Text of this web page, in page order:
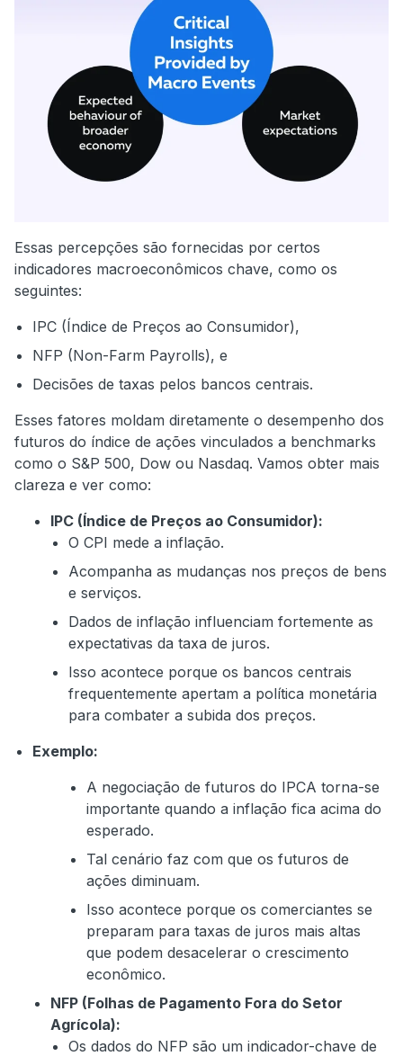
Essas percepções são fornecidas por certos
indicadores macroeconômicos chave, como os
seguintes:
IPC (Índice de Preços ao Consumidor),
NFP (Non-Farm Payrolls), e
Decisões de taxas pelos bancos centrais.
Esses fatores moldam diretamente o desempenho dos
futuros do índice de ações vinculados a benchmarks
como o S&P 500, Dow ou Nasdaq. Vamos obter mais
clareza e ver como:
IPC (Índice de Preços ao Consumidor):
O CPI mede a inflação.
Acompanha as mudanças nos preços de bens
e serviços.
Dados de inflação influenciam fortemente as
expectativas da taxa de juros.
Isso acontece porque os bancos centrais
frequentemente apertam a política monetária
para combater a subida dos preços.
Exemplo:
A negociação de futuros do IPCA torna-se
importante quando a inflação fica acima do
esperado.
Tal cenário faz com que os futuros de
ações diminuam.
Isso acontece porque os comerciantes se
preparam para taxas de juros mais altas
que podem desacelerar o crescimento
econômico.
NFP (Folhas de Pagamento Fora do Setor
Agrícola):
Os dados do NFP são um indicador-chave de